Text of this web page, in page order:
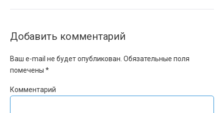
Добавить комментарий
Ваш e-mail не будет опубликован. Обязательные поля
помечены *
Комментарий